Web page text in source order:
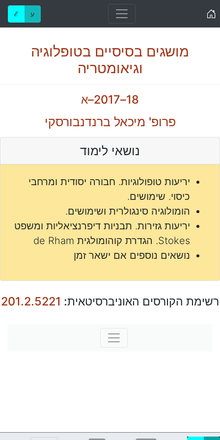
ℰ ע
מושגים בסיסיים בטופלוגיה
וגיאומטריה
18–2017–א
פרופ' מיכאל ברנדנבורסקי
נושאי לימוד
יריעות טופולוגיות. חבורה יסודית ומרחבי
כיסוי. שימושים.
הומולוגיה סינגולרית ושימושים.
יריעות גזירות. תבניות דיפרנציאליות ומשפט
Stokes. הגדרת קוהומולגית de Rham
נושאים נוספים אם ישאר זמן
רשימת הקורסים האוניברסיטאית: 201.2.5221